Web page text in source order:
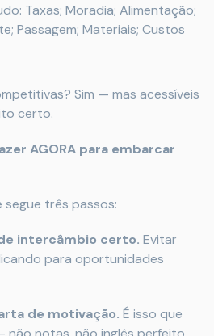
Taxas; Moradia; Alimentação;
Passagem; Materiais; Custos
Sim — mas acessíveis
certo.
AGORA para embarcar
segue três passos:
intercâmbio certo. Evitar
para oportunidades
de motivação. É isso que